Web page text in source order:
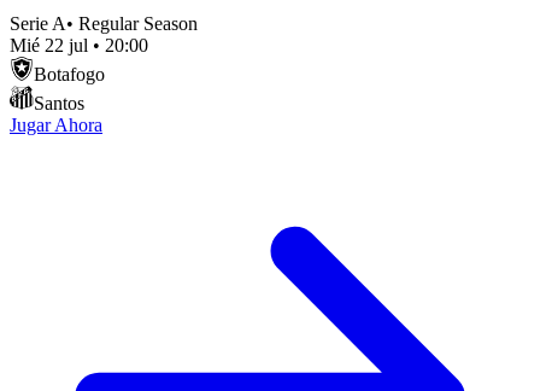
Serie A• Regular Season
Mié 22 jul • 20:00
Botafogo
Santos
Jugar Ahora